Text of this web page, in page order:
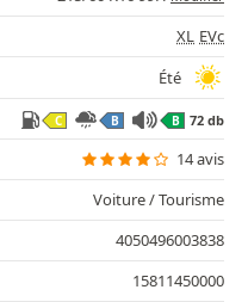
XL EVc
Été
C B B 72 db
14 avis
Voiture / Tourisme
4050496003838
15811450000